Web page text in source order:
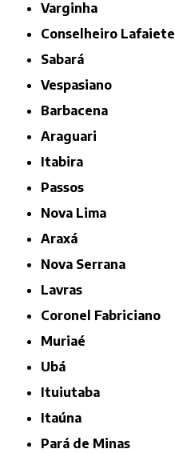
Varginha
Conselheiro Lafaiete
Sabará
Vespasiano
Barbacena
Araguari
Itabira
Passos
Nova Lima
Araxá
Nova Serrana
Lavras
Coronel Fabriciano
Muriaé
Ubá
Ituiutaba
Itaúna
Pará de Minas